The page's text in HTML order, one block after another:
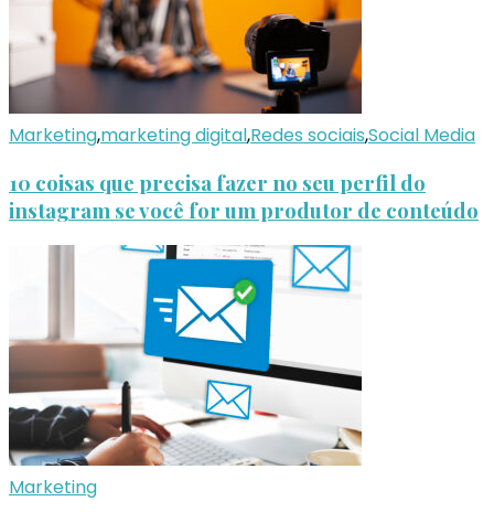
Marketing,marketing digital,Redes sociais,Social Media
10 coisas que precisa fazer no seu perfil do
instagram se você for um produtor de conteúdo
Marketing